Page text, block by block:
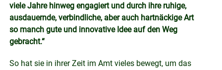
viele Jahre hinweg engagiert und durch ihre ruhige,
ausdauernde, verbindliche, aber auch hartnäckige Art
so manch gute und innovative Idee auf den Weg
gebracht.“
So hat sie in ihrer Zeit im Amt vieles bewegt, um das